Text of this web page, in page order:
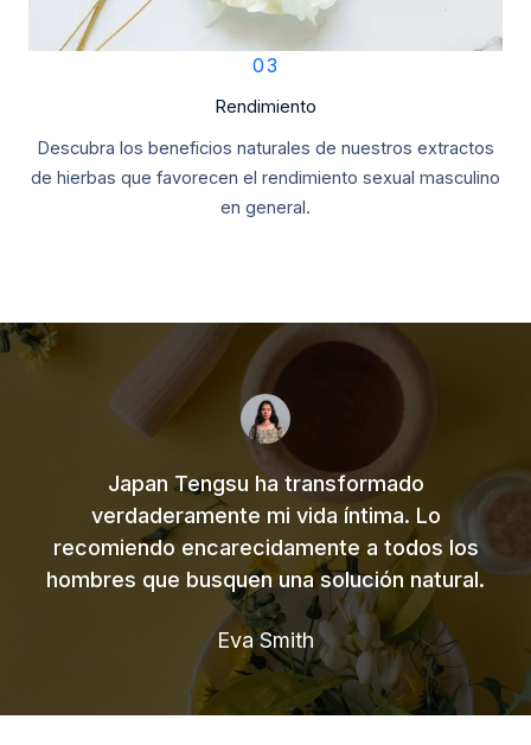
03
Rendimiento
Descubra los beneficios naturales de nuestros extractos
de hierbas que favorecen el rendimiento sexual masculino
en general.
Japan Tengsu ha transformado
verdaderamente mi vida íntima. Lo
recomiendo encarecidamente a todos los
hombres que busquen una solución natural.
Eva Smith